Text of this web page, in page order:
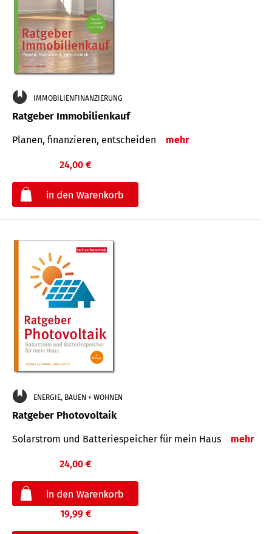
IMMOBILIENFINANZIERUNG
Ratgeber Immobilienkauf
Planen, finanzieren, entscheiden mehr
24,00 €
ENERGIE, BAUEN + WOHNEN
Ratgeber Photovoltaik
Solarstrom und Batteriespeicher für mein Haus mehr
24,00 €
19,99 €